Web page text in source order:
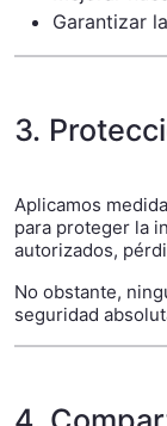
Garantizar
3.
Aplicamos
para proteger la
autorizados,
No obstante,
seguridad